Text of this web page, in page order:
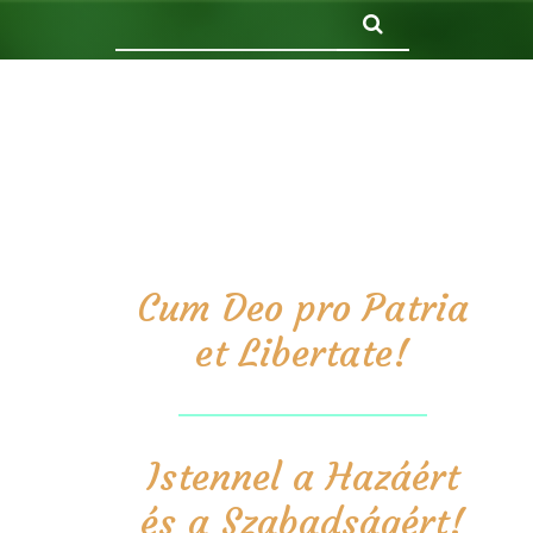
Cum Deo pro Patria
et Libertate!
Istennel a Hazáért
és a Szabadságért!